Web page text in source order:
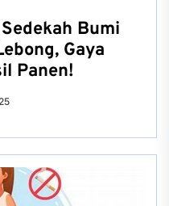
Bumi
Gaya
Panen!